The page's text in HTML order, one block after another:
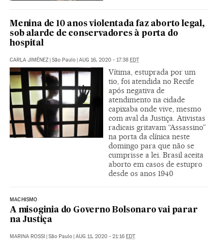
Menina de 10 anos violentada faz aborto legal,
sob alarde de conservadores à porta do
hospital
CARLA JIMÉNEZ | São Paulo | AUG 16, 2020 - 17:38 EDT
Vítima, estuprada por um
tio, foi atendida no Recife
após negativa de
atendimento na cidade
capixaba onde vive, mesmo
com aval da Justiça. Ativistas
radicais gritavam “Assassino”
na porta da clínica neste
domingo para que não se
cumprisse a lei. Brasil aceita
aborto em casos de estupro
desde os anos 1940
MACHISMO
A misoginia do Governo Bolsonaro vai parar
na Justiça
MARINA ROSSI | São Paulo | AUG 11, 2020 - 21:16 EDT